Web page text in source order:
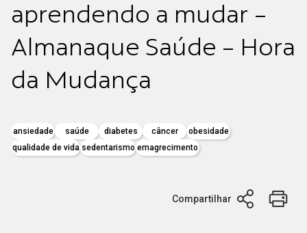
aprendendo a mudar -
Almanaque Saúde - Hora
da Mudança
ansiedade saúde diabetes câncer
obesidade
qualidade de vida sedentarismo emagrecimento
Compartilhar